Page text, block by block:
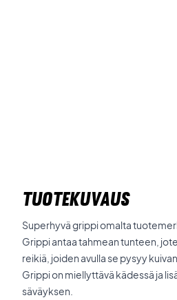
TUOTEKUVAUS
Superhyvä grippi omalta
Grippi antaa tahmean tunteen,
reikiä, joiden avulla se pysyy
Grippi on miellyttävä kädessä ja
säväyksen.